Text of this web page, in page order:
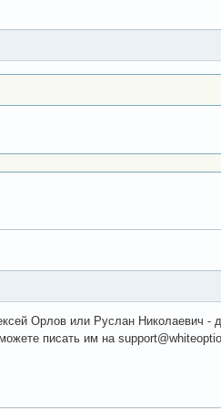
Орлов или Руслан Николаевич -
писать им на